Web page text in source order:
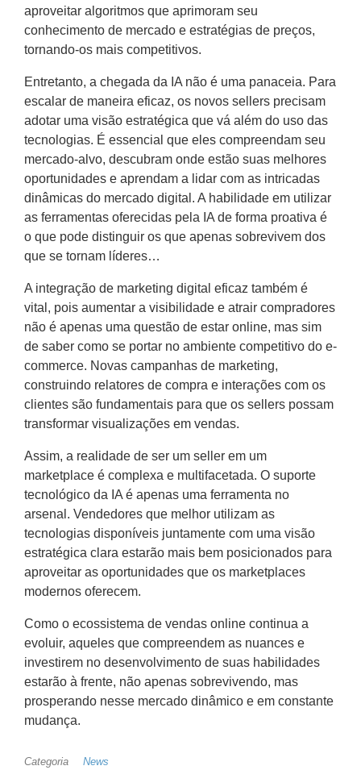
aproveitar algoritmos que aprimoram seu
conhecimento de mercado e estratégias de preços,
tornando-os mais competitivos.
Entretanto, a chegada da IA não é uma panaceia. Para
escalar de maneira eficaz, os novos sellers precisam
adotar uma visão estratégica que vá além do uso das
tecnologias. É essencial que eles compreendam seu
mercado-alvo, descubram onde estão suas melhores
oportunidades e aprendam a lidar com as intricadas
dinâmicas do mercado digital. A habilidade em utilizar
as ferramentas oferecidas pela IA de forma proativa é
o que pode distinguir os que apenas sobrevivem dos
que se tornam líderes…
A integração de marketing digital eficaz também é
vital, pois aumentar a visibilidade e atrair compradores
não é apenas uma questão de estar online, mas sim
de saber como se portar no ambiente competitivo do e-
commerce. Novas campanhas de marketing,
construindo relatores de compra e interações com os
clientes são fundamentais para que os sellers possam
transformar visualizações em vendas.
Assim, a realidade de ser um seller em um
marketplace é complexa e multifacetada. O suporte
tecnológico da IA é apenas uma ferramenta no
arsenal. Vendedores que melhor utilizam as
tecnologias disponíveis juntamente com uma visão
estratégica clara estarão mais bem posicionados para
aproveitar as oportunidades que os marketplaces
modernos oferecem.
Como o ecossistema de vendas online continua a
evoluir, aqueles que compreendem as nuances e
investirem no desenvolvimento de suas habilidades
estarão à frente, não apenas sobrevivendo, mas
prosperando nesse mercado dinâmico e em constante
mudança.
Categoria News